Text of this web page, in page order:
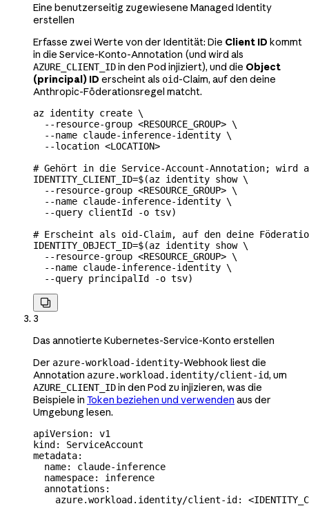
Eine benutzerseitig zugewiesene Managed Identity
erstellen
Erfasse zwei Werte von der Identität: Die Client ID kommt
in die Service-Konto-Annotation (und wird als
AZURE_CLIENT_IDin den Pod injiziert), und die Object
(principal) ID erscheint als oid-Claim, auf den deine
Anthropic-Föderationsregel matcht.
az identity create \
  --resource-group
<RESOURCE_GROUP> \
  --name
claude-inference-identity \
  --location
<LOCATION>
# Gehört in die Service-Account-Annotation; wird
IDENTITY_CLIENT_ID=$(az identity show \
  --resource-group
<RESOURCE_GROUP> \
  --name
claude-inference-identity \
  --query
clientId -o tsv)
# Erscheint als oid-Claim, auf den deine
IDENTITY_OBJECT_ID=$(az identity show \
  --resource-group
<RESOURCE_GROUP> \
  --name
claude-inference-identity \
  --query
principalId -o tsv)

3
Das annotierte Kubernetes-Service-Konto erstellen
Der azure-workload-identity-Webhook liest die
Annotation azure.workload.identity/client-id, um
AZURE_CLIENT_IDin den Pod zu injizieren, was die
Beispiele in Token beziehen und verwenden aus der
Umgebung lesen.
apiVersion: v1
kind : ServiceAccount
metadata:
  name
: claude-inference
  namespace
: inference
  annotations
:
    azure.workload.identity/client-id
: